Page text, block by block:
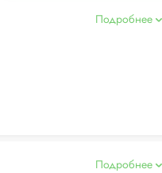
Подробнее
Подробнее